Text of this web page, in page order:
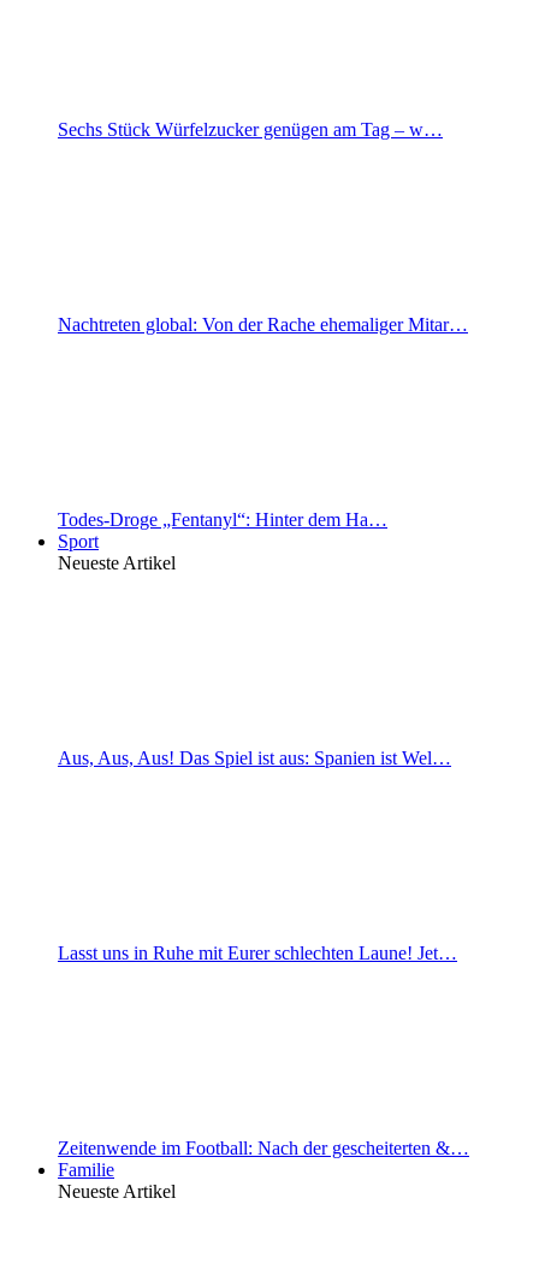
Sechs Stück Würfelzucker genügen am Tag – w…
Nachtreten global: Von der Rache ehemaliger Mitar…
Todes-Droge „Fentanyl“: Hinter dem Ha…
Sport
Neueste Artikel
Aus, Aus, Aus! Das Spiel ist aus: Spanien ist Wel…
Lasst uns in Ruhe mit Eurer schlechten Laune! Jet…
Zeitenwende im Football: Nach der gescheiterten &…
Familie
Neueste Artikel